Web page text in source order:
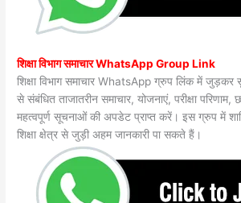
शिक्षा विभाग समाचार WhatsApp Group Link
शिक्षा विभाग समाचार WhatsApp ग्रुप लिंक में जुड़कर
से संबंधित ताजातरीन समाचार, योजनाएं, परीक्षा परिणाम,
महत्वपूर्ण सूचनाओं की अपडेट प्राप्त करें। इस ग्रुप में
शिक्षा क्षेत्र से जुड़ी अहम जानकारी पा सकते हैं।